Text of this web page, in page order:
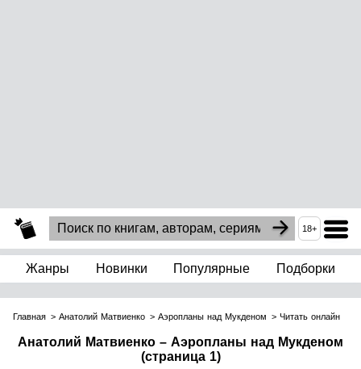
18+
Жанры Новинки Популярные Подборки
Главная Анатолий Матвиенко Аэропланы над Мукденом Читать онлайн
Анатолий Матвиенко – Аэропланы над Мукденом
(страница 1)